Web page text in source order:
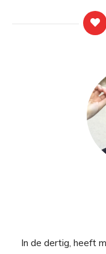
In de dertig, heeft